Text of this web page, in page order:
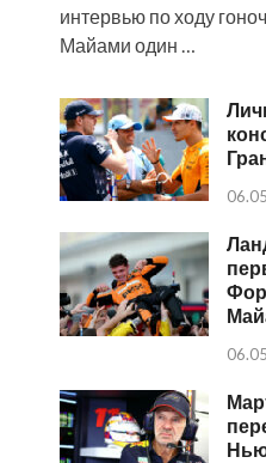
интервью по ходу
Майами один …